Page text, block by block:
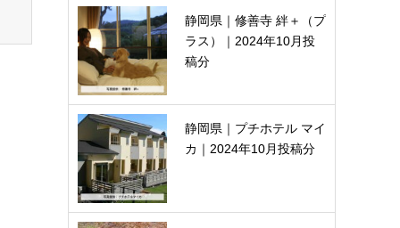
静岡県｜修善寺 絆＋（プ
ラス）｜2024年10月投
稿分
静岡県｜プチホテル マイ
カ｜2024年10月投稿分